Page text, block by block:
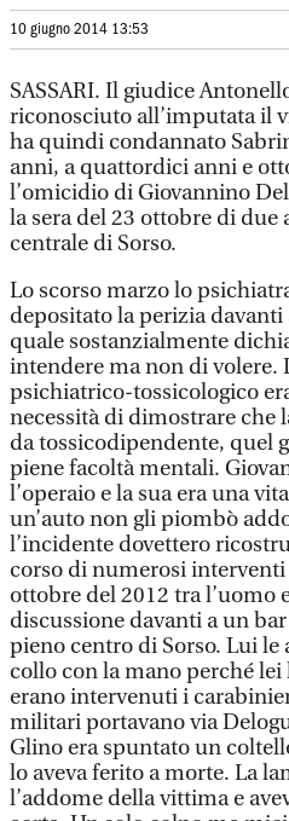
10 giugno 2014 13:53
SASSARI. Il giudice
riconosciuto all’imputata il
ha quindi condannato
anni, a quattordici anni e
l’omicidio di Giovannino
la sera del 23 ottobre di due
centrale di Sorso.
Lo scorso marzo lo
depositato la perizia
quale sostanzialmente
intendere ma non di volere.
psichiatrico-tossicologico
necessità di dimostrare che
da tossicodipendente, quel
piene facoltà mentali.
l’operaio e la sua era una
un’auto non gli piombò
l’incidente dovettero
corso di numerosi
ottobre del 2012 tra l’uomo
discussione davanti a un
pieno centro di Sorso. Lui le
collo con la mano perché lei
erano intervenuti i
militari portavano via
Glino era spuntato un
lo aveva ferito a morte. La
l’addome della vittima e